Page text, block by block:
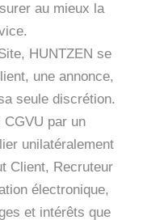
au mieux la
HUNTZEN se
une annonce,
seule discrétion.
par un
unilatéralement
Client, Recruteur
électronique,
et intérêts que